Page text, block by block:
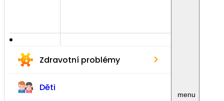
Zdravotní problémy ›
Děti